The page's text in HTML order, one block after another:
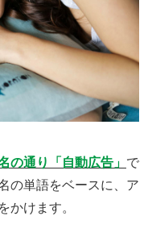
の通り「自動広告」 で
の単語をベースに、ア
かけます。